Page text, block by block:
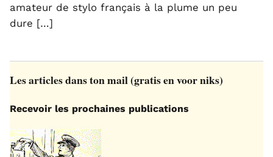
amateur de stylo français à la plume un peu
dure […]
Les articles dans ton mail (gratis en voor niks)
Recevoir les prochaines publications